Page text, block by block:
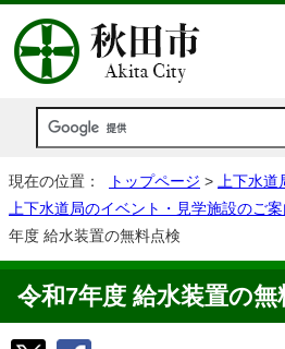
現在の位置： トップページ > 上下水道
上下水道局のイベント・見学施設のご案
年度 給水装置の無料点検
令和7年度 給水装置の無